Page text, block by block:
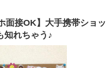
接OK】大手携帯ショッ
知れちゃう♪